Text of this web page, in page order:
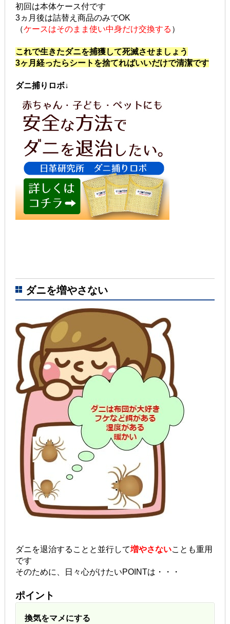
初回は本体ケース付です
3ヵ月後は詰替え商品のみでOK
（ケースはそのまま使い中身だけ交換する ）
これで生きたダニを捕獲して死滅させましょう
3ヶ月経ったらシートを捨てればいいだけで清潔です
ダニ捕りロボ↓
ダニを増やさない
ダニを退治することと並行して増やさないことも重用
です
そのために、日々心がけたいPOINTは・・・
ポイント
換気をマメにする